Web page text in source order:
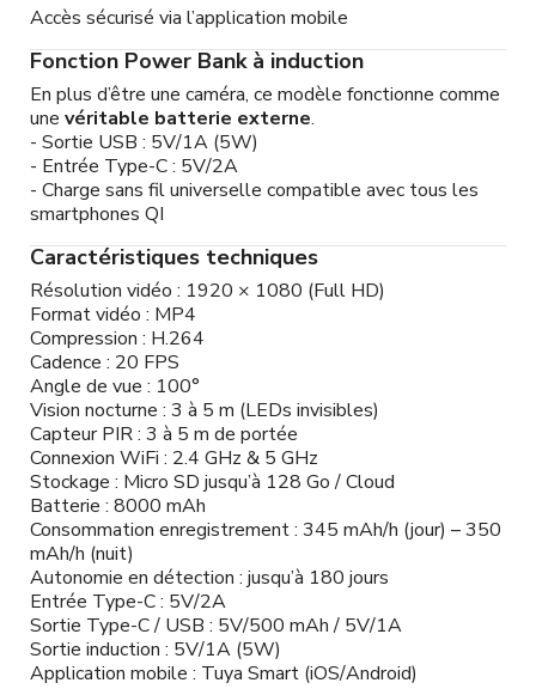
Accès sécurisé via l’application mobile
Fonction Power Bank à induction
En plus d’être une caméra, ce modèle fonctionne comme
une véritable batterie externe.
- Sortie USB : 5V/1A (5W)
- Entrée Type-C : 5V/2A
- Charge sans fil universelle compatible avec tous les
smartphones QI
Caractéristiques techniques
Résolution vidéo : 1920 × 1080 (Full HD)
Format vidéo : MP4
Compression : H.264
Cadence : 20 FPS
Angle de vue : 100°
Vision nocturne : 3 à 5 m (LEDs invisibles)
Capteur PIR : 3 à 5 m de portée
Connexion WiFi : 2.4 GHz & 5 GHz
Stockage : Micro SD jusqu’à 128 Go / Cloud
Batterie : 8000 mAh
Consommation enregistrement : 345 mAh/h (jour) – 350
mAh/h (nuit)
Autonomie en détection : jusqu’à 180 jours
Entrée Type-C : 5V/2A
Sortie Type-C / USB : 5V/500 mAh / 5V/1A
Sortie induction : 5V/1A (5W)
Application mobile : Tuya Smart (iOS/Android)